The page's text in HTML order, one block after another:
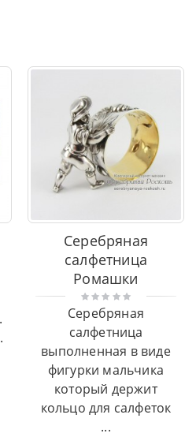
Серебряная
салфетница
Ромашки
Серебряная
салфетница
выполненная в виде
фигурки мальчика
который держит
кольцо для салфеток
...